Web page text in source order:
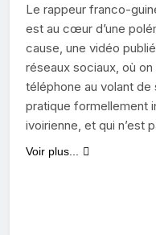
Le rappeur franco-
est au cœur d’une
cause, une vidéo
réseaux sociaux, où
téléphone au volant de
pratique formellement
ivoirienne, et qui n’est
Voir plus...